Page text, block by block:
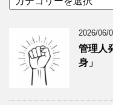
イ
グ
テ
ー
2026/06/
管理人
身」